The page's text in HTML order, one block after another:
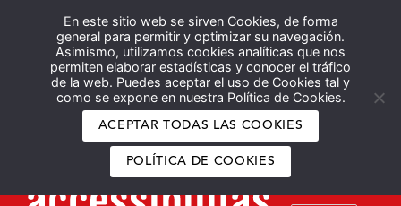
En este sitio web se sirven Cookies, de forma
general para permitir y optimizar su navegación.
Asimismo, utilizamos cookies analíticas que nos
permiten elaborar estadísticas y conocer el tráfico
de la web. Puedes aceptar el uso de Cookies tal y
como se expone en nuestra Política de Cookies.
ACEPTAR TODAS LAS COOKIES
POLÍTICA DE COOKIES
Español English